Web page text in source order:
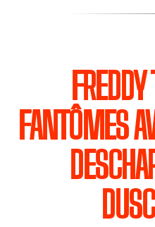
FANTÔMES